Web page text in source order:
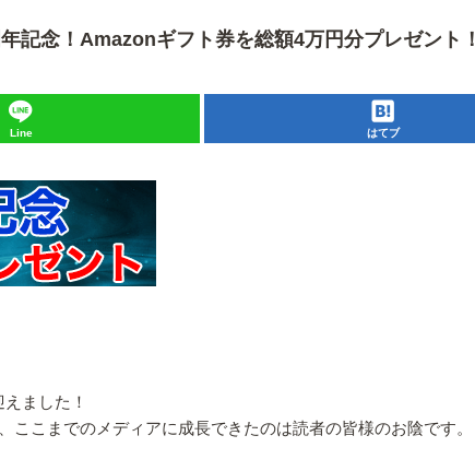
記念！Amazonギフト券を総額4万円分プレゼント！
Line はてブ
ました！
こまでのメディアに成長できたのは読者の皆様のお陰です。